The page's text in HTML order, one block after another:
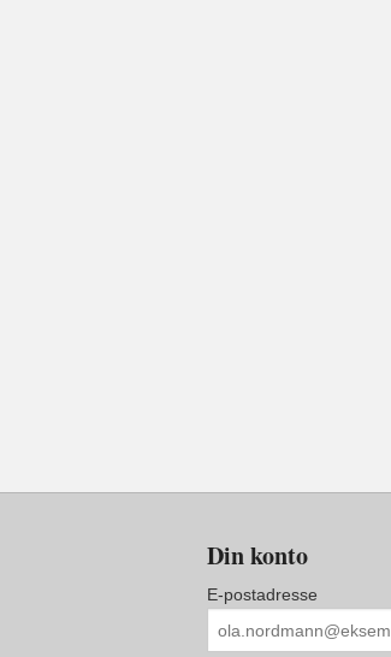
Din konto
E-postadresse